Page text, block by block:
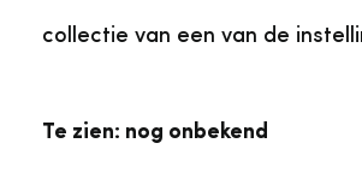
collectie van een van de
Te zien: nog onbekend